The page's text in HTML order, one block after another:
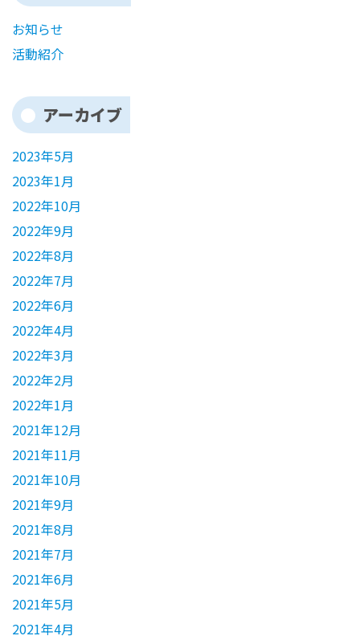
お知らせ
活動紹介
アーカイブ
2023年5月
2023年1月
2022年10月
2022年9月
2022年8月
2022年7月
2022年6月
2022年4月
2022年3月
2022年2月
2022年1月
2021年12月
2021年11月
2021年10月
2021年9月
2021年8月
2021年7月
2021年6月
2021年5月
2021年4月